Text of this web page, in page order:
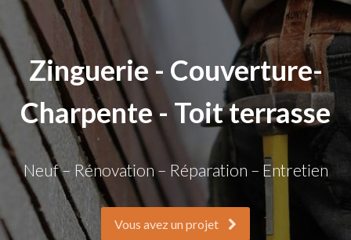
Zinguerie - Couverture-
Charpente - Toit terrasse
Neuf – Rénovation – Réparation – Entretien
Vous avez un projet